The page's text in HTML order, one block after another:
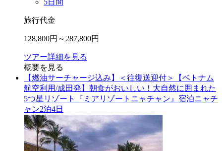
5日間
旅行代金
128,800円～ 287,800円
ツアー詳細を見る
概要を見る
【燃油サーチャージ込み】＜往復送迎付＞【ベトナム
航空利用/成田発】朝食がおいしい！大自然に囲まれた
5つ星リゾート『ミアリゾートニャチャン』宿泊ニャチ
ャン2泊4日